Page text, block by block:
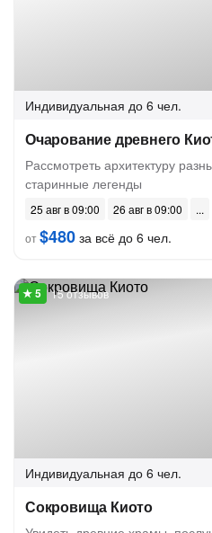
Индивидуальная до 6 чел.
Очарование древнего
Рассмотреть архитектуру
старинные легенды
25 авг в 09:00
26 авг в 09:00
от$480 за всё до 6 чел.
15 отзывов
Индивидуальная до 6 чел.
Сокровища Киото